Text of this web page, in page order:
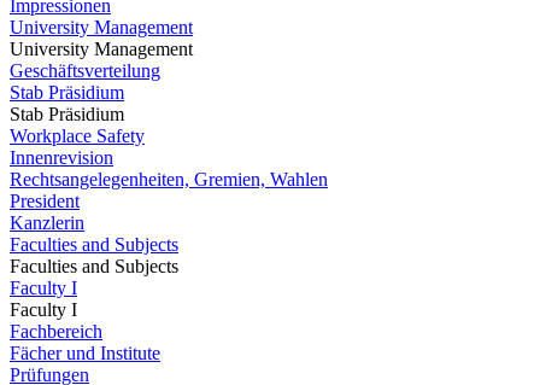
Impressionen
University Management
University Management
Geschäftsverteilung
Stab Präsidium
Stab Präsidium
Workplace Safety
Innenrevision
Rechtsangelegenheiten, Gremien, Wahlen
President
Kanzlerin
Faculties and Subjects
Faculties and Subjects
Faculty I
Faculty I
Fachbereich
Fächer und Institute
Prüfungen